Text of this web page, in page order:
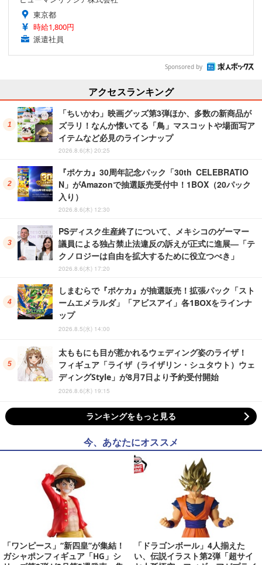
東京都
時給1,800円
派遣社員
Sponsored by
アクセスランキング
「ちいかわ」映画グッズ第3弾ほか、多数の新商品が
ズラリ！なんか懐いてる「鳥」マスコットや場面写ア
イテムなど必見のラインナップ
2026.8.6(木) 20:25
『ポケカ』30周年記念パック「30th CELEBRATIO
N」がAmazonで抽選販売受付中！1BOX（20パック
入り）
2026.8.6(木) 12:30
PSディスク生産終了について、メキシコのゲーマー
議員による独占禁止法違反の訴えが正式に進展―「テ
クノロジーは自由を拡大するために役立つべき」
2026.8.6(木) 17:20
しまむらで『ポケカ』が抽選販売！拡張パック「スト
ームエメラルダ」「アビスアイ」各1BOXをラインナ
ップ
2026.8.5(水) 14:00
太ももにも目が惹かれるウェディング姿のライザ！
フィギュア「ライザ（ライザリン・シュタウト）ウェ
ディングStyle」が8月7日より予約受付開始
2026.8.6(木) 19:15
ランキングをもっと見る
今、あなたにオススメ
「ワンピース」“新四皇”が集結！
ガシャポンフィギュア「HG」シ
「ドラゴンボール」4人揃えた
い、伝説イラスト第2弾「超サイ